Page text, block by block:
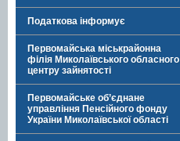
Податкова інформує
Первомайська міськрайонна
філія Миколаївського обласного
центру зайнятості
Первомайське об’єднане
управління Пенсійного фонду
України Миколаївської області